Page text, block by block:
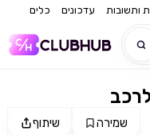
ותשובות עדכונים כלים
שיתוף שמירה